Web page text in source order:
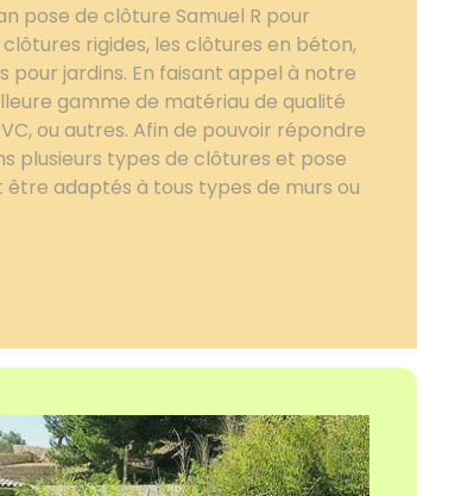
pose de clôture Samuel R pour
rigides, les clôtures en béton,
pour jardins. En faisant appel à notre
gamme de matériau de qualité
ou autres. Afin de pouvoir répondre
plusieurs types de clôtures et pose
être adaptés à tous types de murs ou